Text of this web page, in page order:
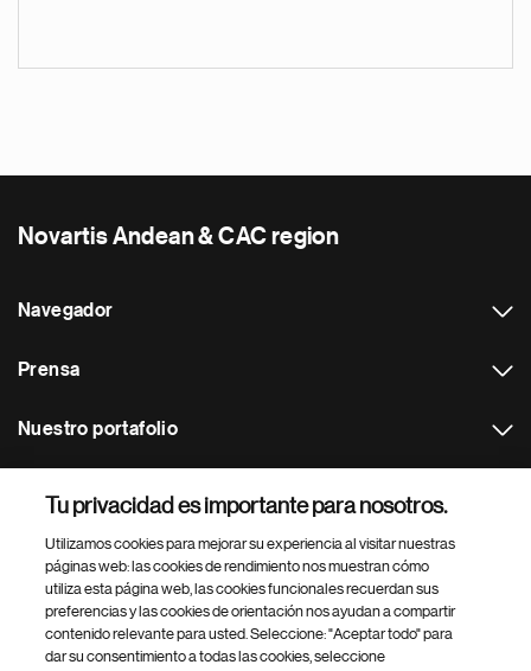
Novartis Andean & CAC region
Navegador
Prensa
Nuestro portafolio
Footer Site Search
Tu privacidad es importante para nosotros.
Utilizamos cookies para mejorar su experiencia al visitar nuestras
páginas web: las cookies de rendimiento nos muestran cómo
utiliza esta página web, las cookies funcionales recuerdan sus
preferencias y las cookies de orientación nos ayudan a compartir
contenido relevante para usted. Seleccione: "Aceptar todo" para
dar su consentimiento a todas las cookies, seleccione